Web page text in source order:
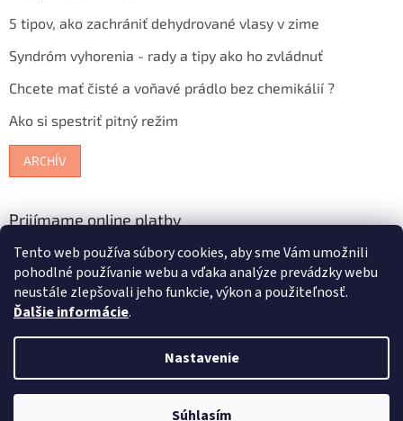
Tento web používa súbory cookies, aby sme Vám umožnili
pohodlné používanie webu a vďaka analýze prevádzky webu
neustále zlepšovali jeho funkcie, výkon a použiteľnosť.
Ďalšie informácie.
Nastavenie
Súhlasím
5 tipov, ako zachrániť dehydrované vlasy v zime
Syndróm vyhorenia - rady a tipy ako ho zvládnuť
Chcete mať čisté a voňavé prádlo bez chemikálií ?
Ako si spestriť pitný režim
ARCHÍV
Prijímame online platby
Copyright 2026Bioterra.sk. Všetky práva vyhradené.Upraviť
nastavenie cookies